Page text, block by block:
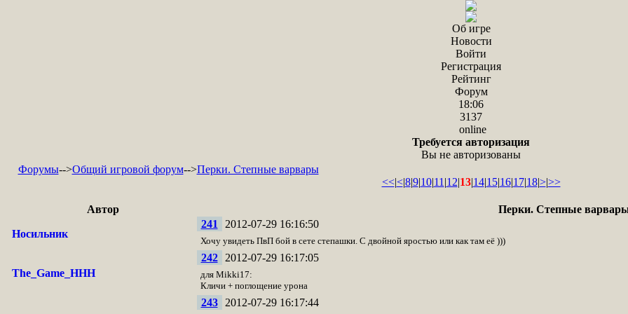
Об игре
Новости
Войти
Регистрация
Рейтинг
Форум
18:06
3137
online
Требуется авторизация
Вы не авторизованы
Форумы-->Общий игровой форум-->Перки. Степные варвары
<<|<|8|9|10|11 |12|13|14|15|16|17|18|>|>>
Автор Перки. Степные
Носильник
241 2012-07-29 16:16:50
Хочу увидеть ПвП бой в сете степашки. С двойной яростью или как там её )))
The_Game_HHH
242 2012-07-29 16:17:05
для Mikki17:
Кличи + поглощение урона
243 2012-07-29 16:17:44